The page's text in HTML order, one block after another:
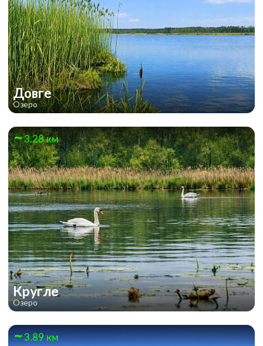
Довге
Озеро
3.28 км
Кругле
Озеро
3.89 км